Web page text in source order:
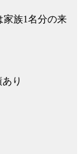
家族1名分の来
り